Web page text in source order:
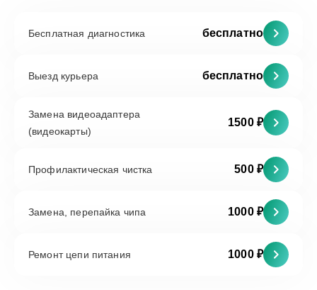
Бесплатная диагностика бесплатно
Выезд курьера бесплатно
Замена видеоадаптера
(видеокарты)
1500 ₽
Профилактическая чистка 500 ₽
Замена, перепайка чипа 1000 ₽
Ремонт цепи питания 1000 ₽